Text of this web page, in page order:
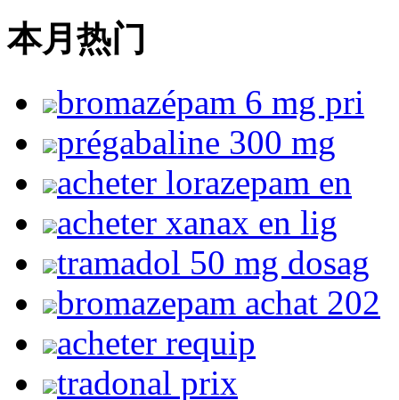
本月热门
bromazépam 6 mg pri
prégabaline 300 mg
acheter lorazepam en
acheter xanax en lig
tramadol 50 mg dosag
bromazepam achat 202
acheter requip
tradonal prix